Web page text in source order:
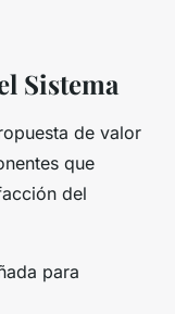
Sistema
de valor
que
del
para